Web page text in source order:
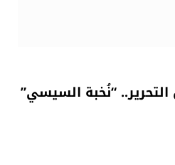
“نُخبة السيسي”